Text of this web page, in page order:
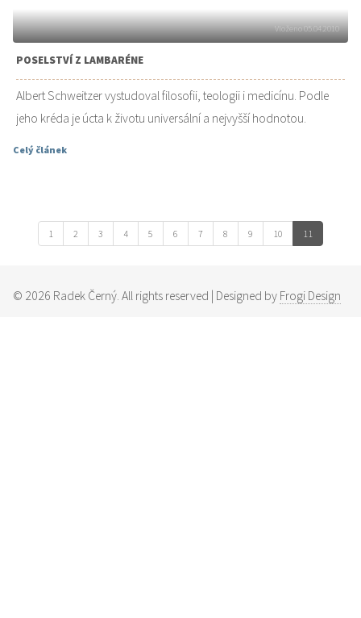
Vloženo 05.04.2010
POSELSTVÍ Z LAMBARÉNE
Albert Schweitzer vystudoval filosofii, teologii i medicínu. Podle
jeho kréda je úcta k životu universální a nejvyšší hodnotou.
Celý článek
1 2 3 4 5 6 7 8 9 10 11
© 2026 Radek Černý. All rights reserved | Designed by Frogi Design